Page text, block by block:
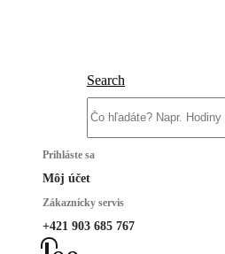
Search
Prihláste sa
Môj účet
Zákaznícky servis
+421 903 685 767